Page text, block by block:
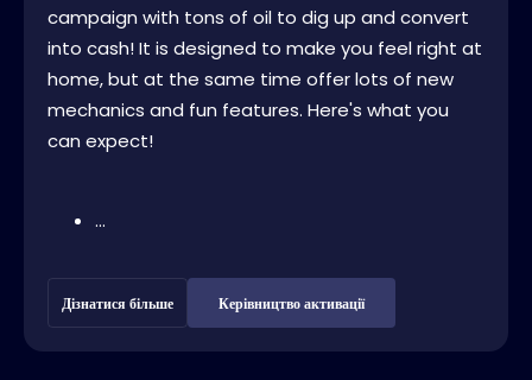
campaign with tons of oil to dig up and convert
into cash! It is designed to make you feel right at
home, but at the same time offer lots of new
mechanics and fun features. Here's what you
can expect!
...
Дізнатися більше Керівництво активації